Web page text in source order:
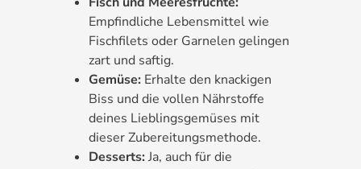
Empfindliche Lebensmittel wie
Fischfilets oder Garnelen gelingen
zart und saftig.
Gemüse: Erhalte den knackigen
Biss und die vollen Nährstoffe
deines Lieblingsgemüses mit
dieser Zubereitungsmethode.
Desserts: Ja, auch für die